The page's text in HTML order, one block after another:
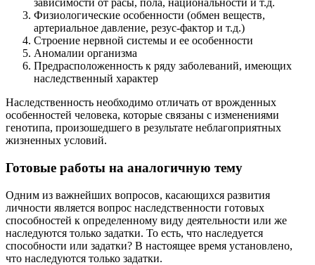
зависимости от расы, пола, национальности и т.д.
Физиологические особенности (обмен веществ,
артериальное давление, резус-фактор и т.д.)
Строение нервной системы и ее особенности
Аномалии организма
Предрасположенность к ряду заболеваний, имеющих
наследственный характер
Наследственность необходимо отличать от врожденных
особенностей человека, которые связаны с изменениями
генотипа, произошедшего в результате неблагоприятных
жизненных условий.
Готовые работы на аналогичную тему
Одним из важнейших вопросов, касающихся развития
личности является вопрос наследственности готовых
способностей к определенному виду деятельности или же
наследуются только задатки. То есть, что наследуется
способности или задатки? В настоящее время установлено,
что наследуются только задатки.